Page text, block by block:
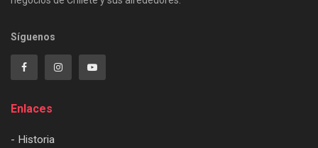
Síguenos
Enlaces
- Historia